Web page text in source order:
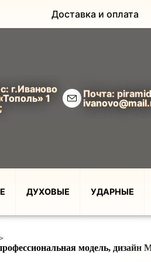
Доставка и оплата
г.Иваново
1
Почта:
ДУХОВЫЕ УДАРНЫЕ
модель, дизайн